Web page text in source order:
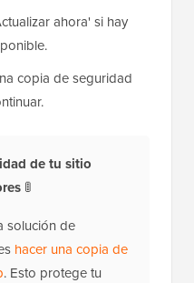
ahora' si hay
copia de seguridad
de tu sitio
🚦
solución de
hacer una copia de
. Esto protege tu